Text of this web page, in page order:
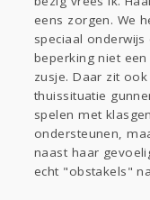
eens zorgen. We
speciaal
beperking niet
zusje. Daar zit
thuissituatie
spelen met
ondersteunen,
naast haar
echt "obstakels"